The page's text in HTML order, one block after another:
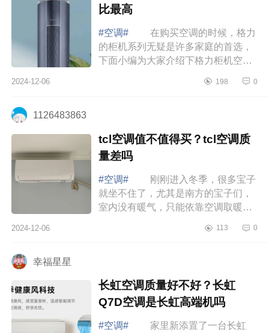
比最高
#空调#
在购买空调的时候，格力
的柜机系列无疑是许多家庭的首选，
下面小编为大家介绍下格力柜机空调
空调哪个系列好,性价比最高 过年
2024-12-06 198 0
1126483863
tcl空调值不值得买？tcl空调质
量差吗
#空调#
刚刚进入冬季，很多宝子
就坐不住了，尤其是南方的宝子们，
室内没有暖气，只能依靠空调取暖。
得买？tcl空调质量差吗 tcl空调值
2024-12-06 113 0
幸福星星
长虹空调质量好不好？长虹
Q7D空调是长虹高端机吗
#空调#
家里新添置了一台长虹